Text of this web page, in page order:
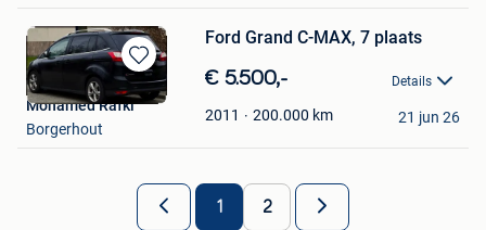
Bewaren
in
Mijn
Ford Grand C-MAX, 7 plaats
€ 5.500,- Details
2011 200.000 km
Mohamed Rafki
Borgerhout
21 jun 26
1 2